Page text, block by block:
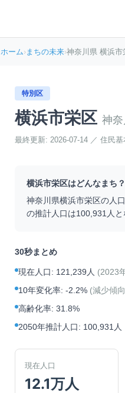
ホーム›まちの未来›神奈川県 横浜市
特別区
横浜市栄区 神
最終更新: 2026-07-14 ／ 住民基
横浜市栄区はどんなまち？
神奈川県横浜市栄区の人
の推計人口は100,931 人
30秒まとめ
現在人口: 121,239人 (2023
10年変化率: -2.2% (減少傾向
高齢化率: 31.8%
2050年推計人口: 100,931人
現在人口
12.1万人